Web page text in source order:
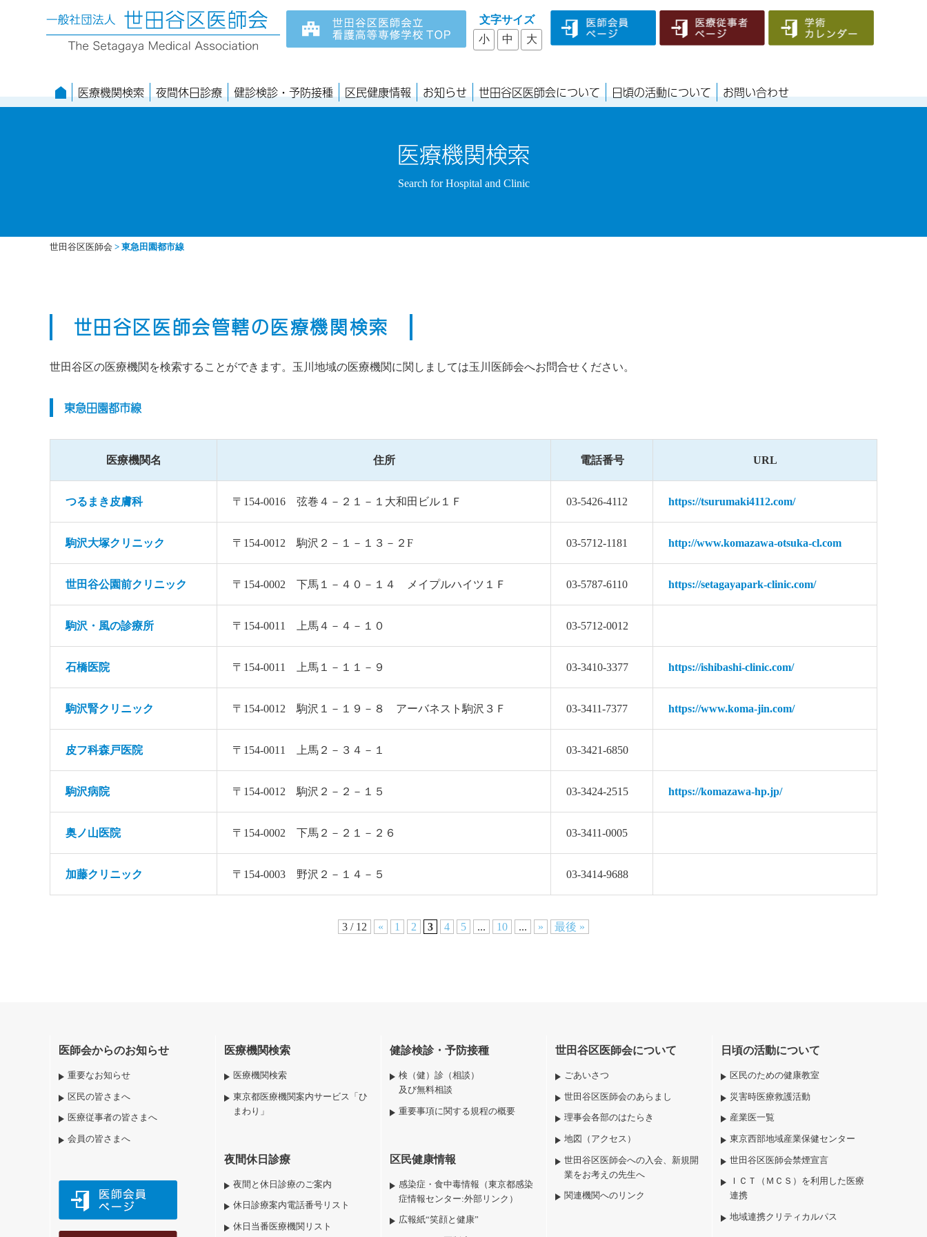
文字サイズ
小
中 大
医療機関検索 夜間休日診療 健診検診・予防接種 区民健康情報 お知らせ 世田谷区医師会について 日頃の活動について お問い合わせ
医療機関検索
Search for Hospital and Clinic
世田谷区医師会 > 東急田園都市線
世田谷区医師会管轄の医療機関検索
世田谷区の医療機関を検索することができます。玉川地域の医療機関に関しましては玉川医師会へお問合せください。
東急田園都市線
医療機関名 住所 電話番号 URL
つるまき皮膚科 〒154-0016 弦巻４－２１－１大和田ビル１Ｆ 03-5426-4112 https://tsurumaki4112.com/
駒沢大塚クリニック 〒154-0012 駒沢２－１－１３－２F 03-5712-1181 http://www.komazawa-otsuka-cl.com
世田谷公園前クリニック 〒154-0002 下馬１－４０－１４ メイプルハイツ１Ｆ 03-5787-6110 https://setagayapark-clinic.com/
駒沢・風の診療所 〒154-0011 上馬４－４－１０ 03-5712-0012
石橋医院 〒154-0011 上馬１－１１－９ 03-3410-3377 https://ishibashi-clinic.com/
駒沢腎クリニック 〒154-0012 駒沢１－１９－８ アーバネスト駒沢３Ｆ 03-3411-7377 https://www.koma-jin.com/
皮フ科森戸医院 〒154-0011 上馬２－３４－１ 03-3421-6850
駒沢病院 〒154-0012 駒沢２－２－１５ 03-3424-2515 https://komazawa-hp.jp/
奥ノ山医院 〒154-0002 下馬２－２１－２６ 03-3411-0005
加藤クリニック 〒154-0003 野沢２－１４－５ 03-3414-9688
3 / 12 « 1 2 3 4 5 ... 10 ... » 最後 »
医師会からのお知らせ
重要なお知らせ
区民の皆さまへ
医療従事者の皆さまへ
会員の皆さまへ
医療機関検索
医療機関検索
東京都医療機関案内サービス「ひ
まわり」
夜間休日診療
夜間と休日診療のご案内
休日診療案内電話番号リスト
休日当番医療機関リスト
健診検診・予防接種
検（健）診（相談）
及び無料相談
重要事項に関する規程の概要
区民健康情報
感染症・食中毒情報（東京都感染
症情報センター:外部リンク）
広報紙“笑顔と健康”
世田谷区医師会について
ごあいさつ
世田谷区医師会のあらまし
理事会各部のはたらき
地図（アクセス）
世田谷区医師会への入会、新規開
業をお考えの先生へ
関連機関へのリンク
日頃の活動について
区民のための健康教室
災害時医療救護活動
産業医一覧
東京西部地域産業保健センター
世田谷区医師会禁煙宣言
ＩＣＴ（ＭＣＳ）を利用した医療
連携
地域連携クリティカルパス